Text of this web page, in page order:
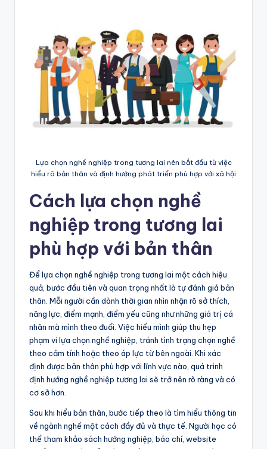
Lựa chọn nghề nghiệp trong tương lai nên bắt đầu từ việc
hiểu rõ bản thân và định hướng phát triển phù hợp với xã hội
Cách lựa chọn nghề
nghiệp trong tương lai
phù hợp với bản thân
Để lựa chọn nghề nghiệp trong tương lai một cách hiệu
quả, bước đầu tiên và quan trọng nhất là tự đánh giá bản
thân. Mỗi người cần dành thời gian nhìn nhận rõ sở thích,
năng lực, điểm mạnh, điểm yếu cũng như những giá trị cá
nhân mà mình theo đuổi. Việc hiểu mình giúp thu hẹp
phạm vi lựa chọn nghề nghiệp, tránh tình trạng chọn nghề
theo cảm tính hoặc theo áp lực từ bên ngoài. Khi xác
định được bản thân phù hợp với lĩnh vực nào, quá trình
định hướng nghề nghiệp tương lai sẽ trở nên rõ ràng và có
cơ sở hơn.
Sau khi hiểu bản thân, bước tiếp theo là tìm hiểu thông tin
về ngành nghề một cách đầy đủ và thực tế. Người học có
thể tham khảo sách hướng nghiệp, báo chí, website